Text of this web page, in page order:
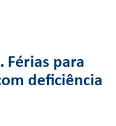
Férias para
deficiência